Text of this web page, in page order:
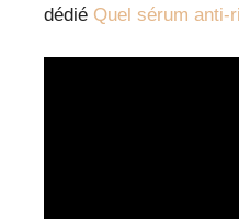
dédié Quel sérum anti-